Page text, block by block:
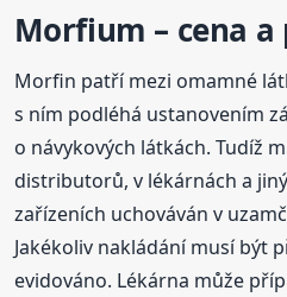
Morfium – cena
Morfin patří mezi omamné
s ním podléhá ustanovením
o návykových látkách. Tudíž
distributorů, v lékárnách a
zařízeních uchováván v
Jakékoliv nakládání musí být
evidováno. Lékárna může